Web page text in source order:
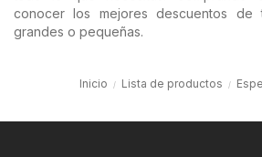
conocer los mejores descuentos de
grandes o pequeñas.
Inicio Lista de productos